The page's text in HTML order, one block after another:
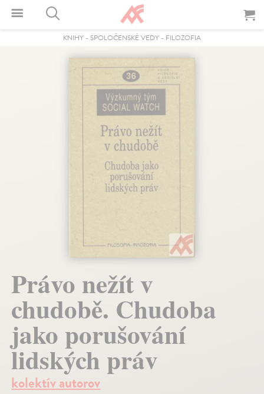
KNIHY - SPOLOČENSKÉ VEDY - FILOZOFIA
Právo nežít v
chudobě. Chudoba
jako porušování
lidských práv
kolektív autorov